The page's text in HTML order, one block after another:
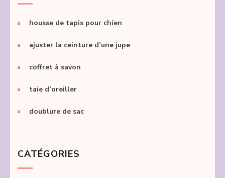
housse de tapis pour chien
ajuster la ceinture d’une jupe
coffret à savon
taie d’oreiller
doublure de sac
CATÉGORIES